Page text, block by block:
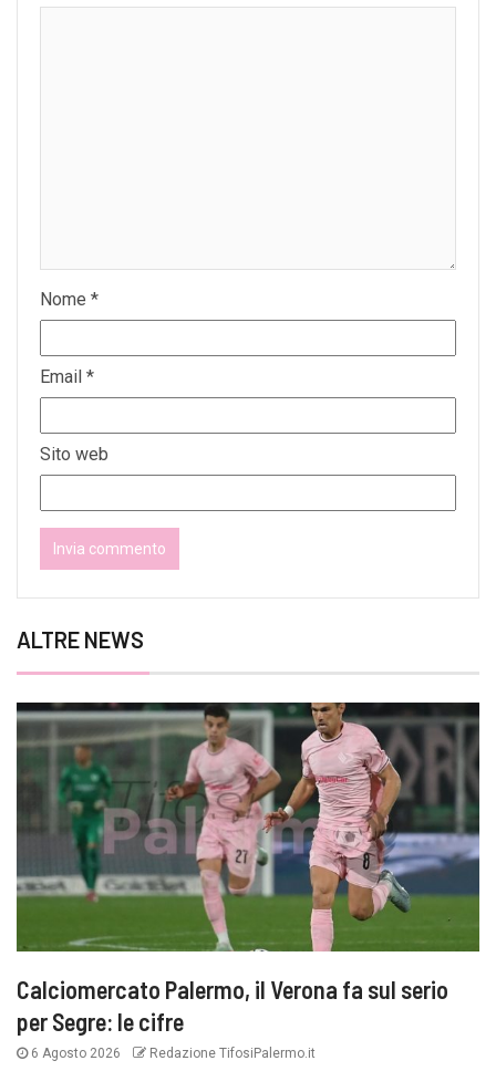
Nome *
Email *
Sito web
ALTRE NEWS
Calciomercato Palermo, il Verona fa sul serio
per Segre: le cifre
6 Agosto 2026 Redazione TifosiPalermo.it